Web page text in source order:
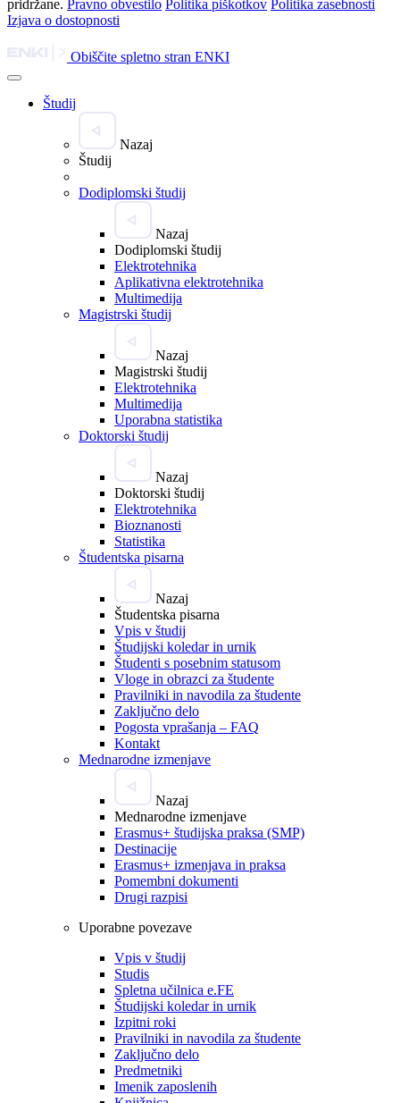
pridržane. Pravno obvestilo Politika piškotkov Politika zasebnosti
Izjava o dostopnosti
Obiščite spletno stran ENKI
Študij
Nazaj
Študij
Dodiplomski študij
Nazaj
Dodiplomski študij
Elektrotehnika
Aplikativna elektrotehnika
Multimedija
Magistrski študij
Nazaj
Magistrski študij
Elektrotehnika
Multimedija
Uporabna statistika
Doktorski študij
Nazaj
Doktorski študij
Elektrotehnika
Bioznanosti
Statistika
Študentska pisarna
Nazaj
Študentska pisarna
Vpis v študij
Študijski koledar in urnik
Študenti s posebnim statusom
Vloge in obrazci za študente
Pravilniki in navodila za študente
Zaključno delo
Pogosta vprašanja – FAQ
Kontakt
Mednarodne izmenjave
Nazaj
Mednarodne izmenjave
Erasmus+ študijska praksa (SMP)
Destinacije
Erasmus+ izmenjava in praksa
Pomembni dokumenti
Drugi razpisi
Uporabne povezave
Vpis v študij
Studis
Spletna učilnica e.FE
Študijski koledar in urnik
Izpitni roki
Pravilniki in navodila za študente
Zaključno delo
Predmetniki
Imenik zaposlenih